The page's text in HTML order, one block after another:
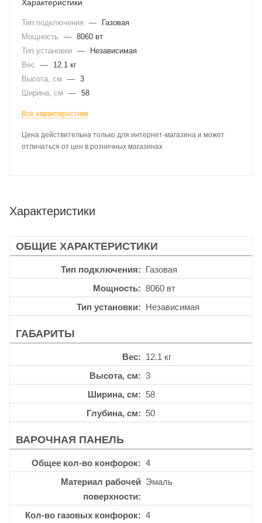
Характеристики
Тип подключения —
Газовая
Мощность
— 8060 вт
Тип установки —
Независимая
Вес
—
12.1 кг
Высота, см
— 3
Ширина, см
— 58
Все характеристики
Цена действительна только для интернет-магазина и может
отличаться от цен в розничных магазинах
Характеристики
ОБЩИЕ ХАРАКТЕРИСТИКИ
Тип подключения
Газовая
Мощность
8060 вт
Тип установки
Независимая
ГАБАРИТЫ
Вес
12.1 кг
Высота, см
3
Ширина, см
58
Глубина, см
50
ВАРОЧНАЯ ПАНЕЛЬ
Общее кол-во конфорок
4
Материал рабочей
поверхности
Эмаль
Кол-во газовых конфорок
4